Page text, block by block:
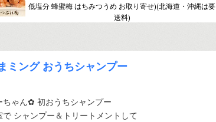
低塩分 蜂蜜梅 はちみつうめ お取り寄せ)(北海道・沖縄は要
送料)
ミング おうちシャンプー
ちゃん✿ 初おうちシャンプー
で シャンプー＆トリートメントして